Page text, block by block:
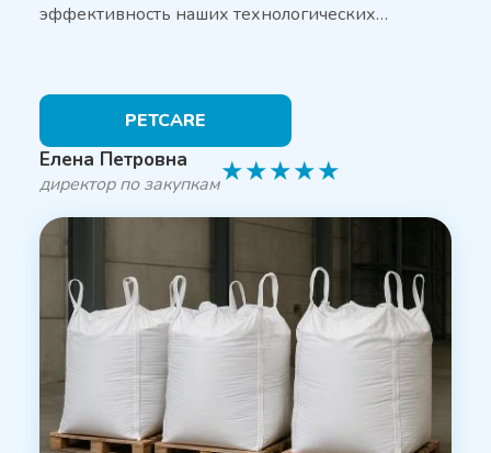
эффективность наших технологических…
PETCARE
Елена Петровна
директор по закупкам★★★★★